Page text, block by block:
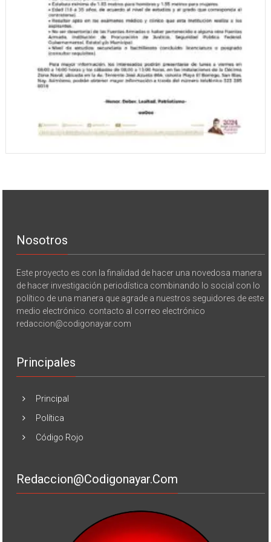
Nosotros
Este proyecto es con la finalidad de hacer una novedosa manera
de hacer investigación periodística combinando lo social con lo
político de una manera que agrade a nuestros seguidores de este
medio electrónico. contacto al correo electrónico
redaccion@codigonayar.com
Principales
Principal
Política
Código Rojo
Redaccion@codigonayar.com